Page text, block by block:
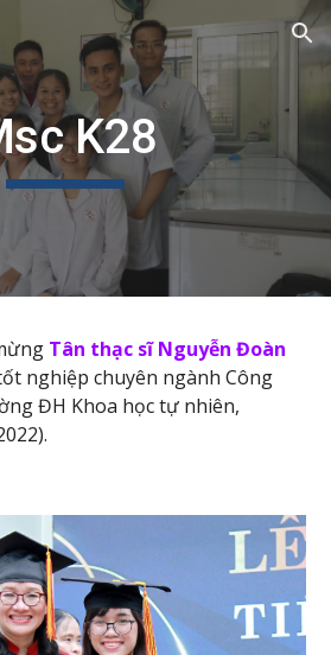
Skip to navigation
K28
Tân thạc sĩ Nguyễn Đoàn
nghiệp chuyên ngành Công
ĐH Khoa học tự nhiên,